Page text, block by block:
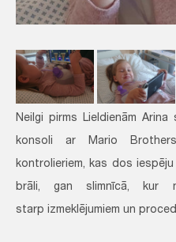
Neilgi pirms Lieldienām
konsoli ar Mario
kontrolieriem, kas dos
brāli, gan slimnīcā, kur
starp izmeklējumiem un